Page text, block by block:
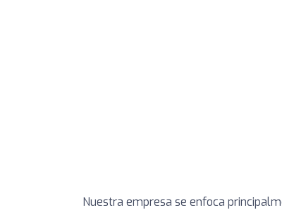
Nuestra empresa se enfoca